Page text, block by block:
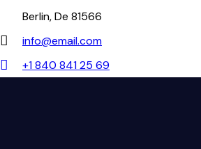
Berlin, De 81566
info@email.com
+1 840 841 25 69